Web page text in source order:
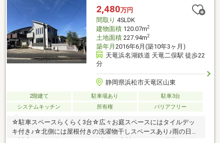
入れに便利です・駐車スペース3台あると来客時にも便利です■ご
内覧希望の方は、不動産SHOPナカジツ浜松本店までお問い合わ
せ下さい！
2,480万円
間取り 4SLDK
建物面積120.07m2
土地面積227.94m2
築年月 2016年6月(築10年3ヶ月)
天竜浜名湖鉄道 天竜二俣駅 徒歩22
分
静岡県浜松市天竜区山東
2階建て 駐車場あり
駐車3台
システムキッチン
所有権 バリアフリー
☆駐車スペースらくらく3台☆広々お庭スペースにはタイルデッ
キ付き♪☆北側には屋根付きの洗濯物干しスペースあり♪雨の日で
も対応♪☆2025年リフォーム！室内の床材、クロスの張替え、外